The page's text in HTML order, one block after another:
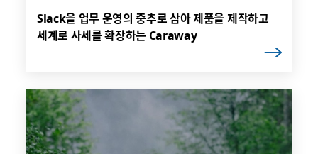
Slack을 업무 운영의 중추로 삼아 제품을 제작하고
세계로 사세를 확장하는 Caraway